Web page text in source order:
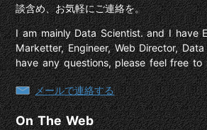
談含め、お気軽にご連絡を。
I am mainly Data Scientist. and I have
Marketter, Engineer, Web Director,
have any questions, please feel free to
メールで連絡する
On The Web